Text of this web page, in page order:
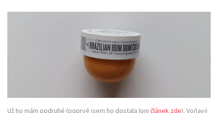
Už ho mám podruhé (poprvé jsem ho dostala loni článek zde). Voňavý